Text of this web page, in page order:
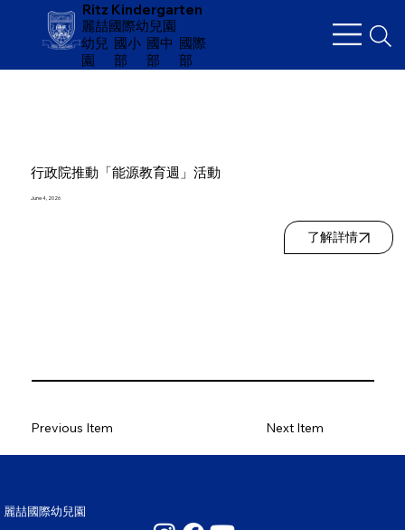
Ritz Kindergarten
麗喆國際幼兒園
幼兒
園
​國小
部
國中
部
國際
部
行政院推動「能源教育週」活動
June 4, 2026
了解詳情
Previous Item Next Item
麗喆國際幼兒園